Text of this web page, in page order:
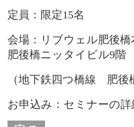
定員：限定15名
会場：リブウェル肥後
肥後橋ニッタイビル9階
（地下鉄四つ橋線 肥後
お申込み：セミナーの詳